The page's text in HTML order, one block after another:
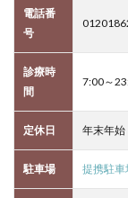
電話番
号
診療時
間
7:00～
定休日 年末年始
駐車場 提携駐車